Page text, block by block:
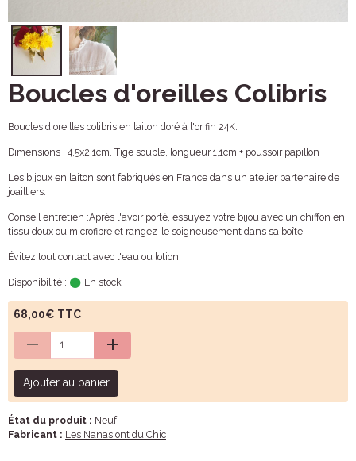
Boucles d'oreilles Colibris
Boucles d'oreilles colibris en laiton doré à l'or fin 24K.
Dimensions : 4,5x2,1cm. Tige souple, longueur 1,1cm + poussoir papillon
Les bijoux en laiton sont fabriqués en France dans un atelier partenaire de
joailliers.
Conseil entretien :Après l'avoir porté, essuyez votre bijou avec un chiffon en
tissu doux ou microfibre et rangez-le soigneusement dans sa boîte.
Évitez tout contact avec l'eau ou lotion.
Disponibilité : En stock
68,00€ TTC
Ajouter au panier
État du produit : Neuf
Fabricant : Les Nanas ont du Chic